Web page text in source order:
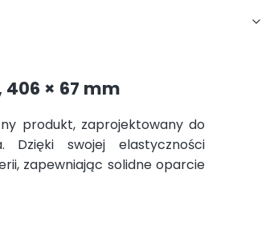
× 67 mm
produkt, zaprojektowany do
Dzięki swojej elastyczności
zapewniając solidne oparcie